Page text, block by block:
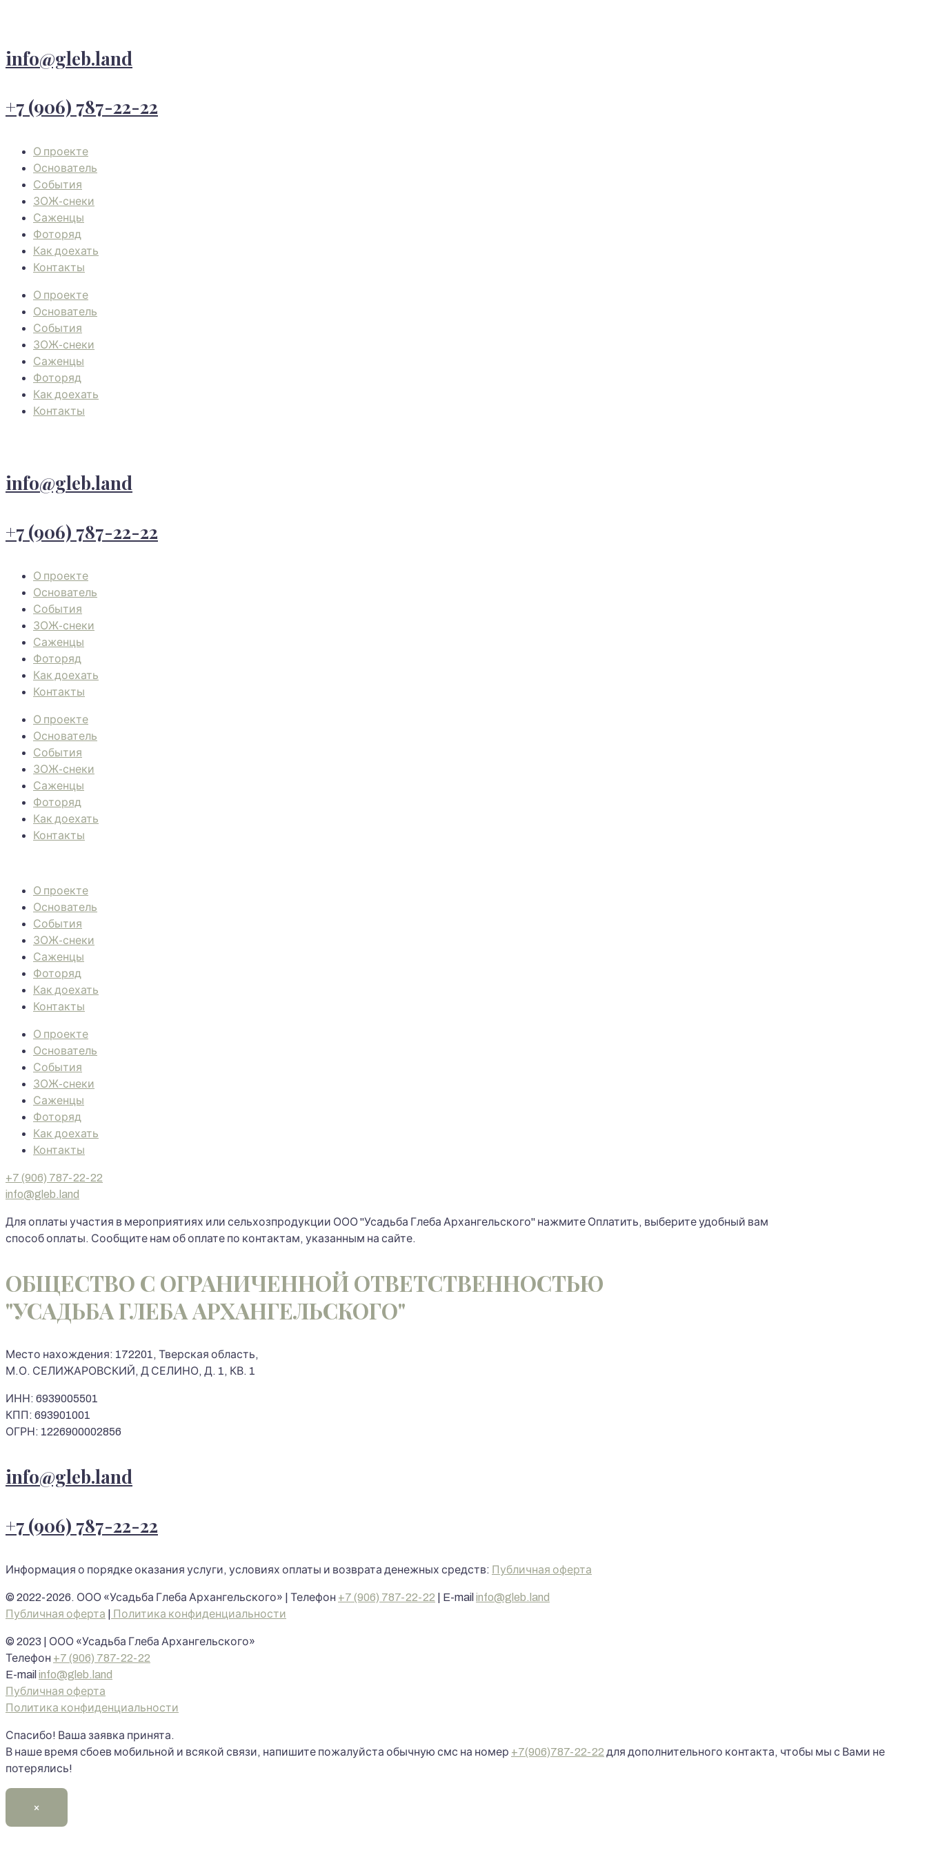
info@gleb.land
+7 (906) 787-22-22
О проекте
Основатель
События
ЗОЖ-снеки
Саженцы
Фоторяд
Как доехать
Контакты
О проекте
Основатель
События
ЗОЖ-снеки
Саженцы
Фоторяд
Как доехать
Контакты
info@gleb.land
+7 (906) 787-22-22
О проекте
Основатель
События
ЗОЖ-снеки
Саженцы
Фоторяд
Как доехать
Контакты
О проекте
Основатель
События
ЗОЖ-снеки
Саженцы
Фоторяд
Как доехать
Контакты
О проекте
Основатель
События
ЗОЖ-снеки
Саженцы
Фоторяд
Как доехать
Контакты
О проекте
Основатель
События
ЗОЖ-снеки
Саженцы
Фоторяд
Как доехать
Контакты
+7 (906) 787-22-22
info@gleb.land
Для оплаты участия в мероприятиях или сельхозпродукции ООО "Усадьба Глеба Архангельского" нажмите Оплатить, выберите удобный вам
способ оплаты. Сообщите нам об оплате по контактам, указанным на сайте.
ОБЩЕСТВО С ОГРАНИЧЕННОЙ ОТВЕТСТВЕННОСТЬЮ
"УСАДЬБА ГЛЕБА АРХАНГЕЛЬСКОГО"
Место нахождения: 172201, Тверская область,
М.О. СЕЛИЖАРОВСКИЙ, Д СЕЛИНО, Д. 1, КВ. 1
ИНН: 6939005501
КПП: 693901001
ОГРН: 1226900002856
info@gleb.land
+7 (906) 787-22-22
Информация о порядке оказания услуги, условиях оплаты и возврата денежных средств: Публичная оферта
© 2022-2026. ООО «Усадьба Глеба Архангельского» | Телефон +7 (906) 787-22-22 | E-mail info@gleb.land
Публичная оферта
Политика конфиденциальности
© 2023 | ООО «Усадьба Глеба Архангельского»
Телефон +7 (906) 787-22-22
E-mail info@gleb.land
Публичная оферта
Политика конфиденциальности
Спасибо! Ваша заявка принята.
В наше время сбоев мобильной и всякой связи, напишите пожалуйста обычную смс на номер +7(906)787-22-22 для дополнительного контакта, чтобы мы с Вами не
потерялись!
×